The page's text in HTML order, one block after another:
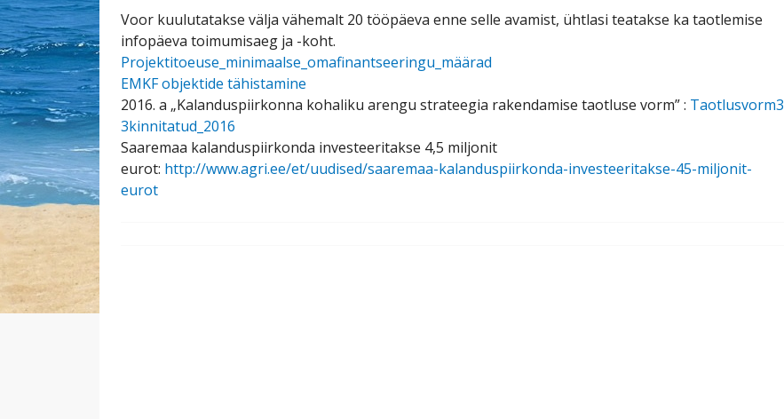
Voor kuulutatakse välja vähemalt 20 tööpäeva enne selle avamist, ühtlasi teatakse ka taotlemise
infopäeva toimumisaeg ja -koht.
Projektitoeuse_minimaalse_omafinantseeringu_määrad
EMKF objektide tähistamine
2016. a „Kalanduspiirkonna kohaliku arengu strateegia rakendamise taotluse vorm” : Taotlusvorm3
3kinnitatud_2016
Saaremaa kalanduspiirkonda investeeritakse 4,5 miljonit
eurot: http://www.agri.ee/et/uudised/saaremaa-kalanduspiirkonda-investeeritakse-45-miljonit-
eurot